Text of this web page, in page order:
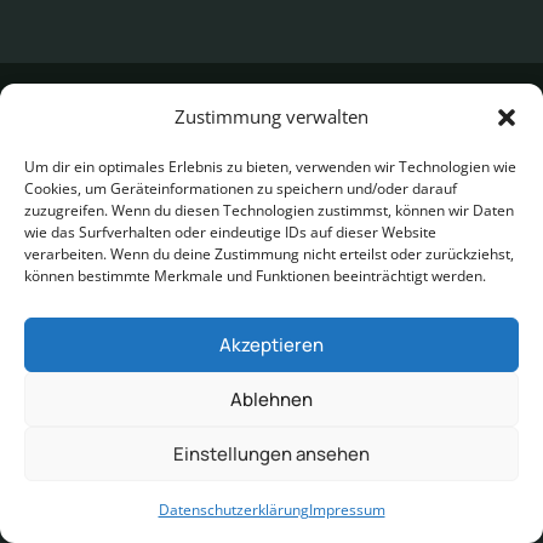
Zustimmung verwalten
Um dir ein optimales Erlebnis zu bieten, verwenden wir Technologien wie
Cookies, um Geräteinformationen zu speichern und/oder darauf
zuzugreifen. Wenn du diesen Technologien zustimmst, können wir Daten
wie das Surfverhalten oder eindeutige IDs auf dieser Website
verarbeiten. Wenn du deine Zustimmung nicht erteilst oder zurückziehst,
können bestimmte Merkmale und Funktionen beeinträchtigt werden.
Akzeptieren
Ablehnen
Einstellungen ansehen
DatenschutzerklärungImpressum
Datenschutzerklärung
Impressum